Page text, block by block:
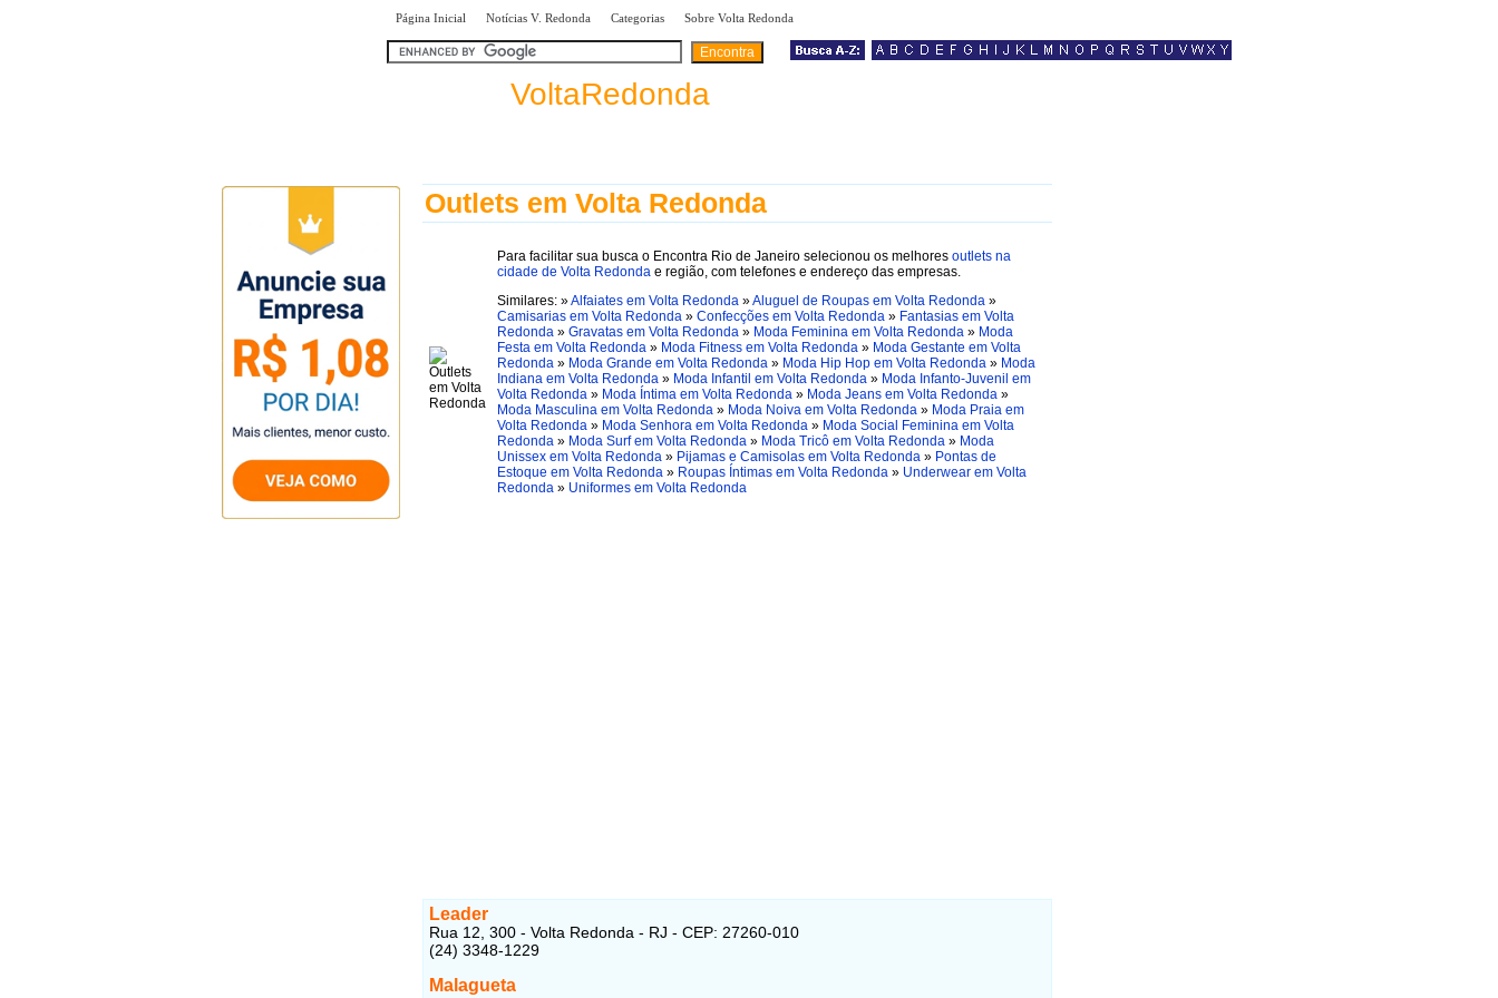
Página Inicial Notícias V. Redonda Categorias Sobre Volta Redonda
VoltaRedonda
Outlets em Volta Redonda
Para facilitar sua busca o Encontra Rio de Janeiro selecionou os melhores outlets na
cidade de Volta Redonda e região, com telefones e endereço das empresas.
Similares: »Alfaiates em Volta Redonda »Aluguel de Roupas em Volta Redonda »
Camisarias em Volta Redonda » Confecções em Volta Redonda » Fantasias em Volta
Redonda » Gravatas em Volta Redonda » Moda Feminina em Volta Redonda » Moda
Festa em Volta Redonda » Moda Fitness em Volta Redonda » Moda Gestante em Volta
Redonda » Moda Grande em Volta Redonda » Moda Hip Hop em Volta Redonda » Moda
Indiana em Volta Redonda » Moda Infantil em Volta Redonda » Moda Infanto-Juvenil em
Volta Redonda » Moda Íntima em Volta Redonda » Moda Jeans em Volta Redonda »
Moda Masculina em Volta Redonda » Moda Noiva em Volta Redonda » Moda Praia em
Volta Redonda » Moda Senhora em Volta Redonda » Moda Social Feminina em Volta
Redonda » Moda Surf em Volta Redonda » Moda Tricô em Volta Redonda » Moda
Unissex em Volta Redonda » Pijamas e Camisolas em Volta Redonda » Pontas de
Estoque em Volta Redonda » Roupas Íntimas em Volta Redonda » Underwear em Volta
Redonda » Uniformes em Volta Redonda
Leader
Rua 12, 300 - Volta Redonda - RJ - CEP: 27260-010
(24) 3348-1229
Malagueta